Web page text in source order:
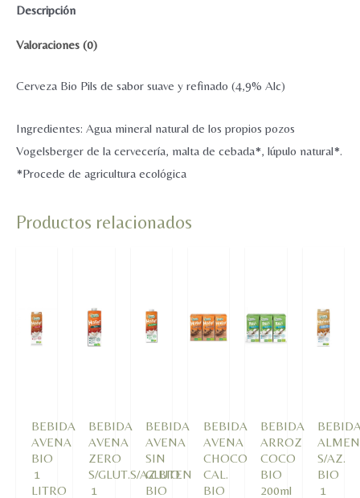
PILSNER
BIO
Descripción
Valoraciones (0)
Cerveza Bio Pils de sabor suave y refinado (4,9% Alc)
Ingredientes: Agua mineral natural de los propios pozos
Vogelsberger de la cervecería, malta de cebada*, lúpulo natural*.
*Procede de agricultura ecológica
Productos relacionados
BEBIDA
AVENA
BIO
1
LITRO
BEBIDA
AVENA
ZERO
S/GLUT.S/AZ.BIO
1
BEBIDA
AVENA
SIN
GLUTEN
BIO
BEBIDA
AVENA
CHOCO
CAL.
BIO
BEBIDA
ARROZ
COCO
BIO
200ml
S/AZ.
BIO
1